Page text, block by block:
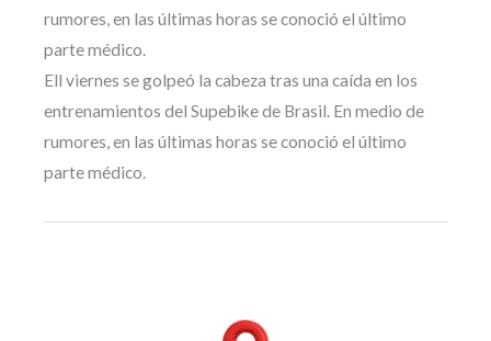
rumores, en las últimas horas se conoció el último
parte médico.
Ell viernes se golpeó la cabeza tras una caída en los
entrenamientos del Supebike de Brasil. En medio de
rumores, en las últimas horas se conoció el último
parte médico.